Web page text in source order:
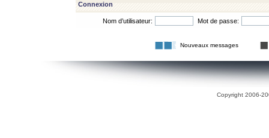
Connexion
Nom d’utilisateur: Mot de passe:
Nouveaux messages
Copyright 2006-